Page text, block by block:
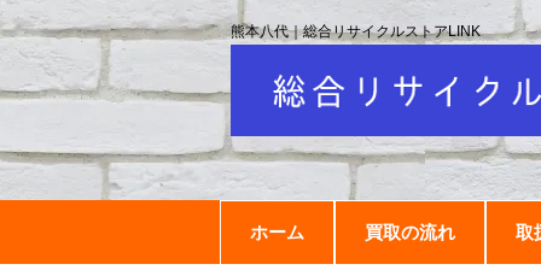
ホーム 買取の流れ 取
熊本八代｜総合リサイクルストアLINK